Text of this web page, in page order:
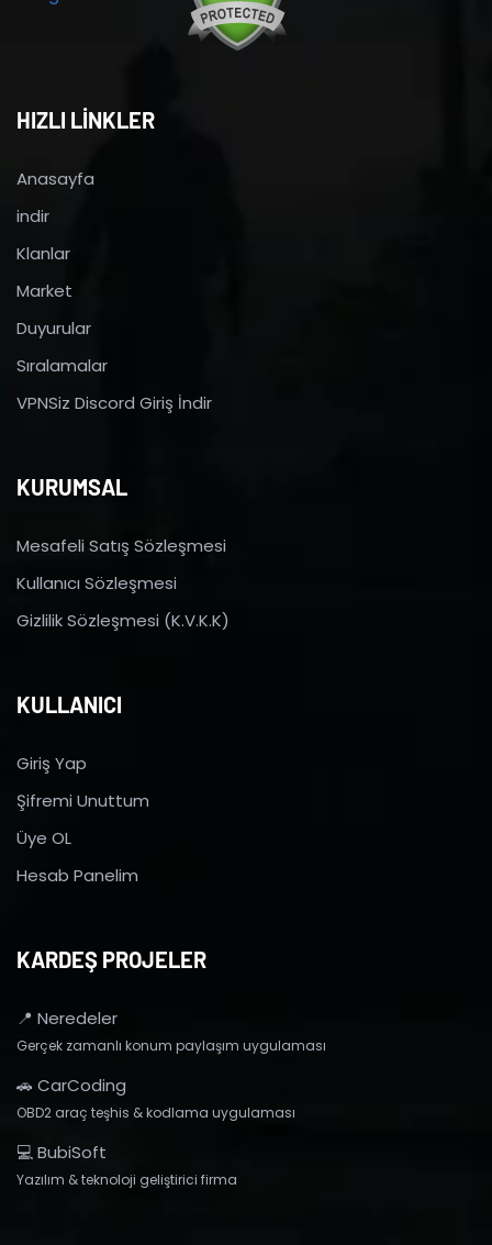
HIZLI LİNKLER
Anasayfa
indir
Klanlar
Market
Duyurular
Sıralamalar
VPNSiz Discord Giriş İndir
KURUMSAL
Mesafeli Satış Sözleşmesi
Kullanıcı Sözleşmesi
Gizlilik Sözleşmesi (K.V.K.K)
KULLANICI
Giriş Yap
Şifremi Unuttum
Üye OL
Hesab Panelim
KARDEŞ PROJELER
📍 Neredeler
Gerçek zamanlı konum paylaşım uygulaması
🚗 CarCoding
OBD2 araç teşhis & kodlama uygulaması
💻 BubiSoft
Yazılım & teknoloji geliştirici firma